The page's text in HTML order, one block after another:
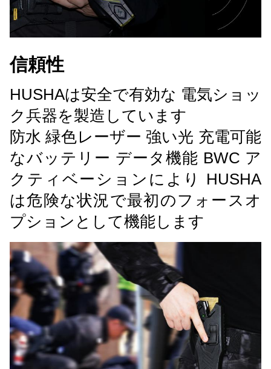
信頼性
HUSHAは安全で有効な 電気ショッ
ク兵器を製造しています
防水 緑色レーザー 強い光 充電可能
なバッテリー データ機能 BWC ア
クティベーションにより HUSHA
は危険な状況で最初のフォースオ
プションとして機能します